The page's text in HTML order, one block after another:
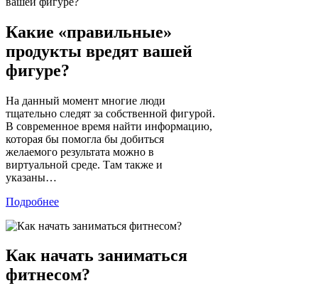
Какие «правильные»
продукты вредят вашей
фигуре?
На данный момент многие люди
тщательно следят за собственной фигурой.
В современное время найти информацию,
которая бы помогла бы добиться
желаемого результата можно в
виртуальной среде. Там также и
указаны…
Подробнее
Как начать заниматься
фитнесом?